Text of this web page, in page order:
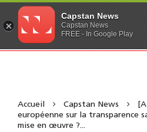
Accueil Capstan News
européenne sur la transparence
mise en œuvre ?...
Capstan News
Capstan News
FREE - In Google Play